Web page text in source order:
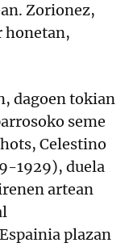
Zorionez,
honetan,
dagoen tokian
seme
Celestino
1929), duela
artean
plazan